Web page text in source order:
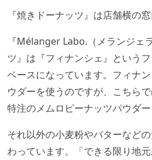
『焼きドーナッツ』は店舗横の
『Mélanger Labo.（メランジェ
ツ』は『フィナンシェ』という
ベースになっています。フィナ
ウダーを使うのですが、こちら
特注のメムロピーナッツパウダー
それ以外の小麦粉やバターなど
わっています。「できる限り地